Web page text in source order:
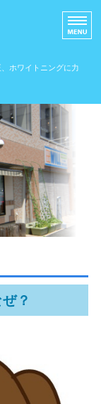
信頼できる歯医者の
ホワイトニングに力
？